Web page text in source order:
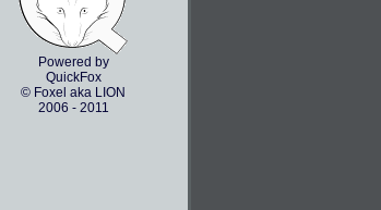
Powered by
QuickFox
© Foxel aka LION
2006 - 2011